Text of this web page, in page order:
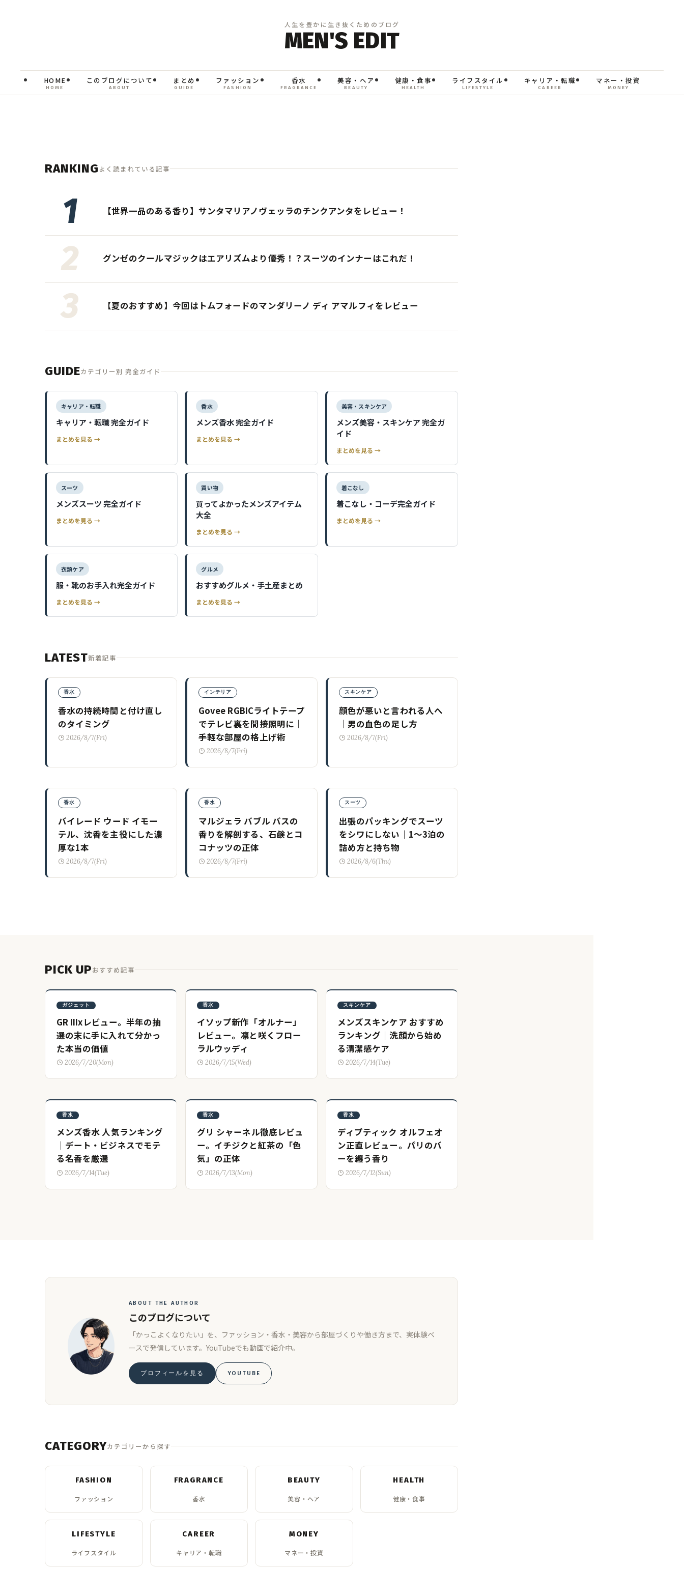
HOME
HOME
このブログについて
ABOUT
まとめ
GUIDE
ファッション
FASHION
香水
FRAGRANCE
美容・ヘア
BEAUTY
健康・食事
HEALTH
ライフスタイル
LIFESTYLE
キャリア・転職
CAREER
マネー・投資
MONEY
RANKING よく読まれている記事
【世界一品のある香り】サンタマリアノヴェッラのチンクアンタをレビュー！
グンゼのクールマジックはエアリズムより優秀！？スーツのインナーはこれだ！
【夏のおすすめ】今回はトムフォードのマンダリーノ ディ アマルフィをレビュー
GUIDEカテゴリー別 完全ガイド
キャリア・転職
キャリア・転職 完全ガイド
まとめを見る →
香水
メンズ香水 完全ガイド
まとめを見る →
美容・スキンケア
メンズ美容・スキンケア 完全ガ
イド
まとめを見る →
スーツ
メンズスーツ 完全ガイド
まとめを見る →
買い物
買ってよかったメンズアイテム
大全
まとめを見る →
着こなし
着こなし・コーデ完全ガイド
まとめを見る →
衣類ケア
服・靴のお手入れ完全ガイド
まとめを見る →
グルメ
おすすめグルメ・手土産まとめ
まとめを見る →
LATEST新着記事
香水
香水の持続時間と付け直し
のタイミング
2026/8/7(Fri)
インテリア
Govee RGBICライトテープ
でテレビ裏を間接照明に｜
手軽な部屋の格上げ術
2026/8/7(Fri)
スキンケア
顔色が悪いと言われる人へ
｜男の血色の足し方
2026/8/7(Fri)
香水
バイレード ウード イモー
テル、沈香を主役にした濃
厚な1本
2026/8/7(Fri)
香水
マルジェラ バブル バスの
香りを解剖する、石鹸とコ
コナッツの正体
2026/8/7(Fri)
スーツ
出張のパッキングでスーツ
をシワにしない｜1〜3泊の
詰め方と持ち物
2026/8/6(Thu)
PICK UPおすすめ記事
ガジェット
GR IIIxレビュー。半年の抽
選の末に手に入れて分かっ
た本当の価値
2026/7/20(Mon)
香水
イソップ新作「オルナー」
レビュー。凛と咲くフロー
ラルウッディ
2026/7/15(Wed)
スキンケア
メンズスキンケア おすすめ
ランキング｜洗顔から始め
る清潔感ケア
2026/7/14(Tue)
香水
メンズ香水 人気ランキング
｜デート・ビジネスでモテ
る名香を厳選
2026/7/14(Tue)
香水
グリ シャーネル徹底レビュ
ー。イチジクと紅茶の「色
気」の正体
2026/7/13(Mon)
香水
ディプティック オルフェオ
ン正直レビュー。パリのバ
ーを纏う香り
2026/7/12(Sun)
ABOUT THE AUTHOR
このブログについて
「かっこよくなりたい」を、ファッション・香水・美容から部屋づくりや働き方まで、実体験ベ
ースで発信しています。YouTubeでも動画で紹介中。
プロフィールを見る YOUTUBE
CATEGORYカテゴリーから探す
FASHION
ファッション
FRAGRANCE
香水
BEAUTY
美容・ヘア
HEALTH
健康・食事
LIFESTYLE
ライフスタイル
CAREER
キャリア・転職
MONEY
マネー・投資